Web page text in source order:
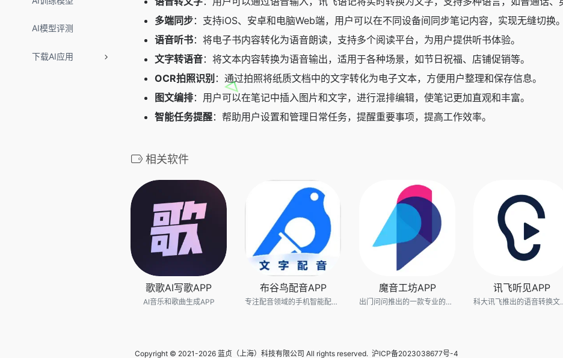
AI模型评测
下载AI应用
多端同步：支持iOS、安卓和电脑Web端，用户可以在不同设备间同步笔记内容，实现无缝切换。
语音听书：将电子书内容转化为语音朗读，支持多个阅读平台，为用户提供听书体验。
文字转语音：将文本内容转换为语音输出，适用于各种场景，如节日祝福、店铺促销等。
OCR拍照识别 ：通过拍照将纸质文档中的文字转化为电子文本，方便用户整理和保存信息。
图文编排：用户可以在笔记中插入图片和文字，进行混排编辑，使笔记更加直观和丰富。
智能任务提醒：帮助用户设置和管理日常任务，提醒重要事项，提高工作效率。
相关软件
歌歌AI写歌APP
AI音乐和歌曲生成APP
布谷鸟配音APP
专注配音领域的手机智能配音软件
魔音工坊APP
出门问问推出的一款专业的AI配音软件
讯飞听见APP
科大讯飞推
Copyright © 2021-2026 蓝贞（上海）科技有限公司 All rights reserved. 沪ICP备2023038677号-4